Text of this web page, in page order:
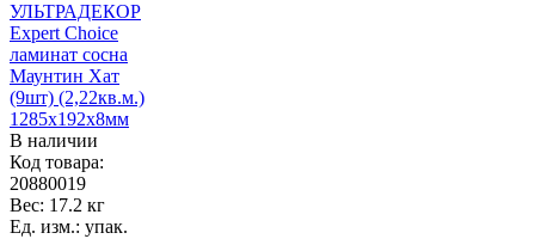
УЛЬТРАДЕКОР
Expert Choice
ламинат сосна
Маунтин Хат
(9шт) (2,22кв.м.)
1285х192х8мм
В наличии
Код товара:
20880019
Вес: 17.2 кг
Ед. изм.: упак.